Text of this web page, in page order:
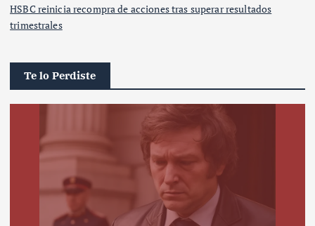
HSBC reinicia recompra de acciones tras superar resultados
trimestrales
Te lo Perdiste